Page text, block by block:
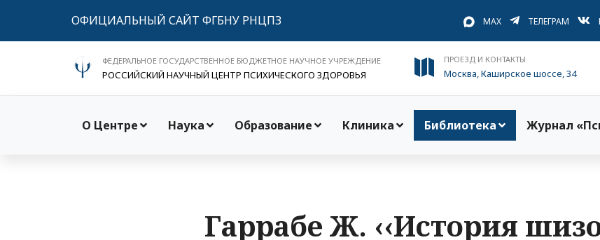
ОФИЦИАЛЬНЫЙ САЙТ ФГБНУ РНЦПЗ MAX ТЕЛЕГРАМ
ФЕДЕРАЛЬНОЕ ГОСУДАРСТВЕННОЕ БЮДЖЕТНОЕ НАУЧНОЕ УЧРЕЖДЕНИЕ
РОССИЙСКИЙ НАУЧНЫЙ ЦЕНТР ПСИХИЧЕСКОГО ЗДОРОВЬЯ
ПРОЕЗД И КОНТАКТЫ
Москва, Каширское шоссе, 34
О Центре Наука Образование Клиника Библиотека Журнал
Гаррабе Ж. ‹‹История